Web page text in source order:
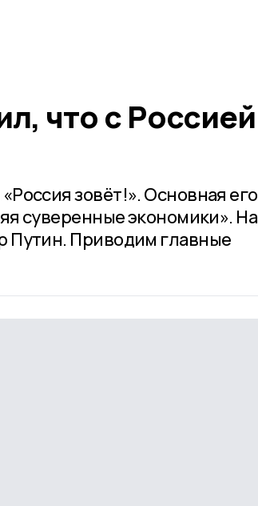
что с Россией
зовёт!». Основная его
суверенные экономики». На
Путин. Приводим главные